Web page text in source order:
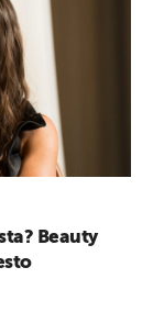
Beauty